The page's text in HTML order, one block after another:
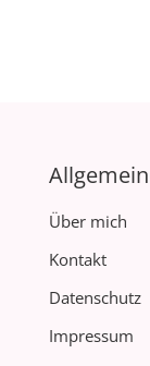
Über mich
Kontakt
Datenschutz
Impressum